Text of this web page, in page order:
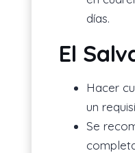
días.
El
Hacer
un
Se